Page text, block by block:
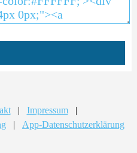
| Impressum
|
| App-Datenschutzerklärung